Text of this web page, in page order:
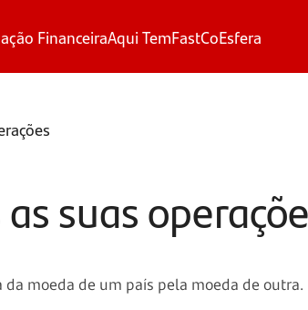
FinanceiraAqui TemFastCoEsfera
suas
moeda de um país pela moeda de outra.